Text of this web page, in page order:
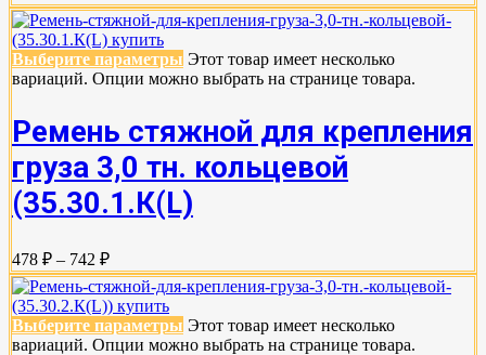
Выберите параметры Этот товар имеет несколько
вариаций. Опции можно выбрать на странице товара.
Ремень стяжной для крепления
груза 3,0 тн. кольцевой
(35.30.1.К(L)
478 ₽ – 742 ₽
Выберите параметры Этот товар имеет несколько
вариаций. Опции можно выбрать на странице товара.